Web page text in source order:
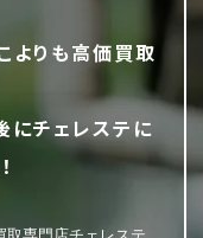
よりも高価買取
にチェレステに